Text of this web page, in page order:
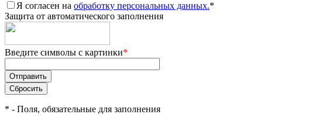
Я согласен на обработку персональных данных.*
Защита от автоматического заполнения
Введите символы с картинки*
* - Поля, обязательные для заполнения